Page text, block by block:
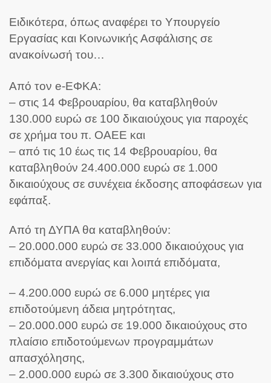
Ειδικότερα, όπως αναφέρει το Υπουργείο
Εργασίας και Κοινωνικής Ασφάλισης σε
ανακοίνωσή του…
Από τον e-ΕΦΚΑ:
– στις 14 Φεβρουαρίου, θα καταβληθούν
130.000 ευρώ σε 100 δικαιούχους για παροχές
σε χρήμα του π. ΟΑΕΕ και
– από τις 10 έως τις 14 Φεβρουαρίου, θα
καταβληθούν 24.400.000 ευρώ σε 1.000
δικαιούχους σε συνέχεια έκδοσης αποφάσεων για
εφάπαξ.
Από τη ΔΥΠΑ θα καταβληθούν:
– 20.000.000 ευρώ σε 33.000 δικαιούχους για
επιδόματα ανεργίας και λοιπά επιδόματα,
– 4.200.000 ευρώ σε 6.000 μητέρες για
επιδοτούμενη άδεια μητρότητας,
– 20.000.000 ευρώ σε 19.000 δικαιούχους στο
πλαίσιο επιδοτούμενων προγραμμάτων
απασχόλησης,
– 2.000.000 ευρώ σε 3.300 δικαιούχους στο